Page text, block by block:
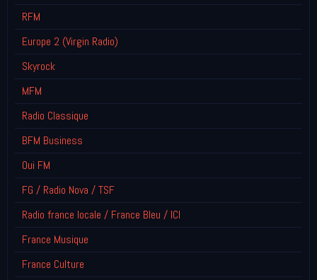
RFM
Europe 2 (Virgin Radio)
Skyrock
MFM
Radio Classique
BFM Business
Oui FM
FG / Radio Nova / TSF
Radio france locale / France Bleu / ICI
France Musique
France Culture